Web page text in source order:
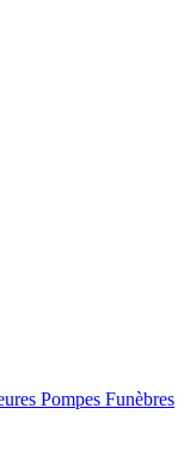
Pompes Funèbres